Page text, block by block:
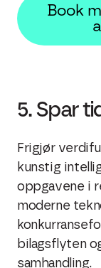
Book
5. Spar
Frigjør
kunstig
oppgavene i
moderne
bilagsflyten
samhandling.